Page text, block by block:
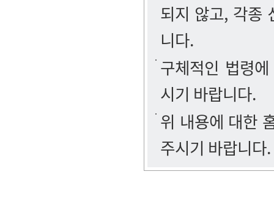
되지 않고, 각종
니다.
구체적인 법령
시기 바랍니다.
위 내용에 대한
주시기 바랍니다.